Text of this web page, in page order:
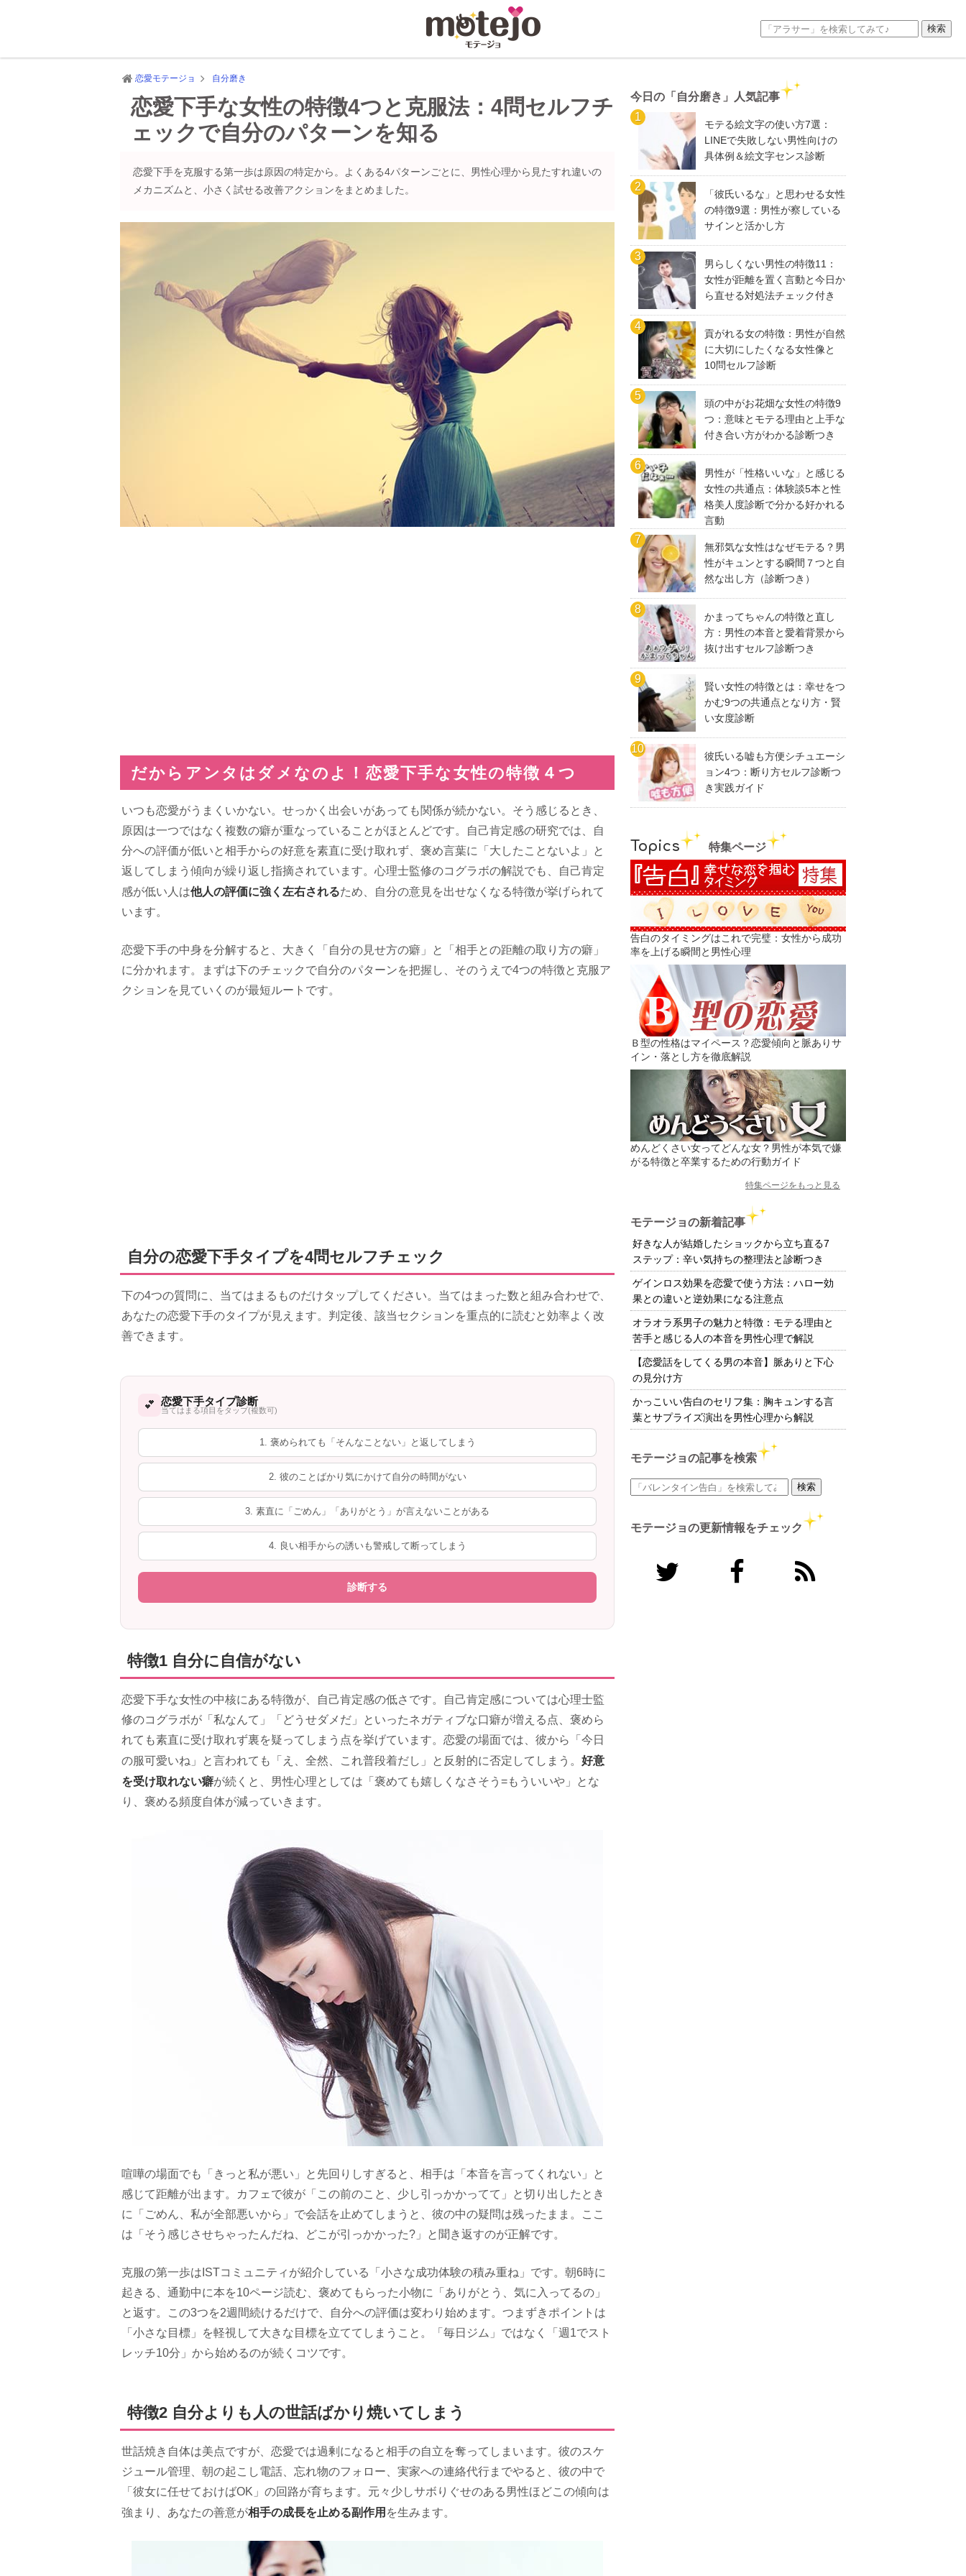
恋愛モテージョ 自分磨き
恋愛下手な女性の特徴4つと克服法：4問セルフチ
ェックで自分のパターンを知る
恋愛下手を克服する第一歩は原因の特定から。よくある4パターンごとに、男性心理から見たすれ違いの
メカニズムと、小さく試せる改善アクションをまとめました。
だからアンタはダメなのよ！恋愛下手な女性の特徴４つ
いつも恋愛がうまくいかない。せっかく出会いがあっても関係が続かない。そう感じるとき、
原因は一つではなく複数の癖が重なっていることがほとんどです。自己肯定感の研究では、自
分への評価が低いと相手からの好意を素直に受け取れず、褒め言葉に「大したことないよ」と
返してしまう傾向が繰り返し指摘されています。心理士監修のコグラボの解説でも、自己肯定
感が低い人は他人の評価に強く左右されるため、自分の意見を出せなくなる特徴が挙げられて
います。
恋愛下手の中身を分解すると、大きく「自分の見せ方の癖」と「相手との距離の取り方の癖」
に分かれます。まずは下のチェックで自分のパターンを把握し、そのうえで4つの特徴と克服ア
クションを見ていくのが最短ルートです。
自分の恋愛下手タイプを4問セルフチェック
下の4つの質問に、当てはまるものだけタップしてください。当てはまった数と組み合わせで、
あなたの恋愛下手のタイプが見えます。判定後、該当セクションを重点的に読むと効率よく改
善できます。
💕 恋愛下手タイプ診断
当てはまる項目をタップ(複数可)
1. 褒められても「そんなことない」と返してしまう
2. 彼のことばかり気にかけて自分の時間がない
3. 素直に「ごめん」「ありがとう」が言えないことがある
4. 良い相手からの誘いも警戒して断ってしまう
診断する
特徴1 自分に自信がない
恋愛下手な女性の中核にある特徴が、自己肯定感の低さです。自己肯定感については心理士監
修のコグラボが「私なんて」「どうせダメだ」といったネガティブな口癖が増える点、褒めら
れても素直に受け取れず裏を疑ってしまう点を挙げています。恋愛の場面では、彼から「今日
の服可愛いね」と言われても「え、全然、これ普段着だし」と反射的に否定してしまう。 好意
を受け取れない癖が続くと、男性心理としては「褒めても嬉しくなさそう=もういいや」とな
り、褒める頻度自体が減っていきます。
喧嘩の場面でも「きっと私が悪い」と先回りしすぎると、相手は「本音を言ってくれない」と
感じて距離が出ます。カフェで彼が「この前のこと、少し引っかかってて」と切り出したとき
に「ごめん、私が全部悪いから」で会話を止めてしまうと、彼の中の疑問は残ったまま。ここ
は「そう感じさせちゃったんだね、どこが引っかかった?」と聞き返すのが正解です。
克服の第一歩はISTコミュニティが紹介している「小さな成功体験の積み重ね」です。朝6時に
起きる、通勤中に本を10ページ読む、褒めてもらった小物に「ありがとう、気に入ってるの」
と返す。この3つを2週間続けるだけで、自分への評価は変わり始めます。つまずきポイントは
「小さな目標」を軽視して大きな目標を立ててしまうこと。「毎日ジム」ではなく「週1でスト
レッチ10分」から始めるのが続くコツです。
特徴2 自分よりも人の世話ばかり焼いてしまう
世話焼き自体は美点ですが、恋愛では過剰になると相手の自立を奪ってしまいます。彼のスケ
ジュール管理、朝の起こし電話、忘れ物のフォロー、実家への連絡代行までやると、彼の中で
「彼女に任せておけばOK」の回路が育ちます。元々少しサボりぐせのある男性ほどこの傾向は
強まり、あなたの善意が相手の成長を止める副作用 を生みます。
今日の「自分磨き」人気記事
モテる絵文字の使い方7選：
LINEで失敗しない男性向けの
具体例＆絵文字センス診断
「彼氏いるな」と思わせる女性
の特徴9選：男性が察している
サインと活かし方
男らしくない男性の特徴11：
女性が距離を置く言動と今日か
ら直せる対処法チェック付き
貢がれる女の特徴：男性が自然
に大切にしたくなる女性像と
10問セルフ診断
頭の中がお花畑な女性の特徴9
つ：意味とモテる理由と上手な
付き合い方がわかる診断つき
男性が「性格いいな」と感じる
女性の共通点：体験談5本と性
格美人度診断で分かる好かれる
言動
無邪気な女性はなぜモテる？男
性がキュンとする瞬間７つと自
然な出し方（診断つき）
かまってちゃんの特徴と直し
方：男性の本音と愛着背景から
抜け出すセルフ診断つき
賢い女性の特徴とは：幸せをつ
かむ9つの共通点となり方・賢
い女度診断
彼氏いる嘘も方便シチュエーシ
ョン4つ：断り方セルフ診断つ
き実践ガイド
Topics 特集ページ
告白のタイミングはこれで完璧：女性から成功
率を上げる瞬間と男性心理
Ｂ型の性格はマイペース？恋愛傾向と脈ありサ
イン・落とし方を徹底解説
めんどくさい女ってどんな女？男性が本気で嫌
がる特徴と卒業するための行動ガイド
特集ページをもっと見る
モテージョの新着記事
好きな人が結婚したショックから立ち直る7
ステップ：辛い気持ちの整理法と診断つき
ゲインロス効果を恋愛で使う方法：ハロー効
果との違いと逆効果になる注意点
オラオラ系男子の魅力と特徴：モテる理由と
苦手と感じる人の本音を男性心理で解説
【恋愛話をしてくる男の本音】脈ありと下心
の見分け方
かっこいい告白のセリフ集：胸キュンする言
葉とサプライズ演出を男性心理から解説
モテージョの記事を検索
モテージョの更新情報をチェック